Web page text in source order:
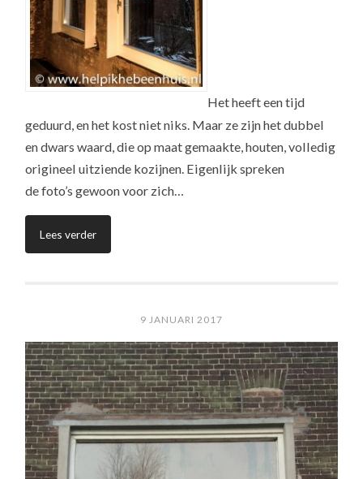
Het heeft een tijd
geduurd, en het kost niet niks. Maar ze zijn het dubbel
en dwars waard, die op maat gemaakte, houten, volledig
origineel uitziende kozijnen. Eigenlijk spreken
de foto’s gewoon voor zich…
Lees verder
9 JANUARI 2017